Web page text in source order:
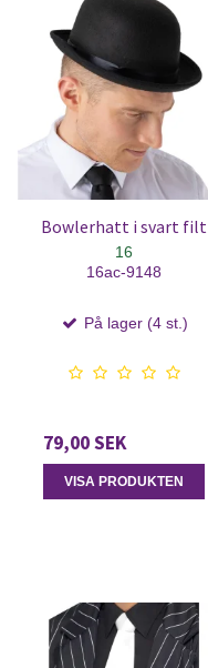
Bowlerhatt i svart filt
16
16ac-9148
På lager (4 st.)
79,00 SEK
VISA PRODUKTEN